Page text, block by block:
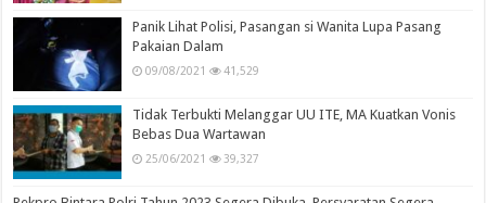
Panik Lihat Polisi, Pasangan si Wanita Lupa Pasang
Pakaian Dalam
09/08/2021 41,529
Tidak Terbukti Melanggar UU ITE, MA Kuatkan Vonis
Bebas Dua Wartawan
25/06/2021 39,327